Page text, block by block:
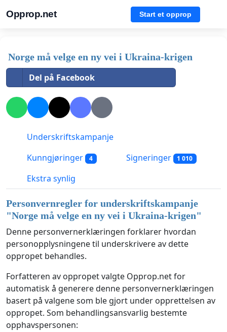
Opprop.net Start et opprop
Norge må velge en ny vei i Ukraina-krigen
Del på Facebook
Underskriftskampanje
Kunngjøringer
4 Signeringer 1 010
Ekstra synlig
Personvernregler for underskriftskampanje
"Norge må velge en ny vei i Ukraina-krigen"
Denne personvernerklæringen forklarer hvordan
personopplysningene til underskrivere av dette
oppropet behandles.
Forfatteren av oppropet valgte Opprop.net for
automatisk å generere denne personvernerklæringen
basert på valgene som ble gjort under opprettelsen av
oppropet. Som behandlingsansvarlig bestemte
opphavspersonen: